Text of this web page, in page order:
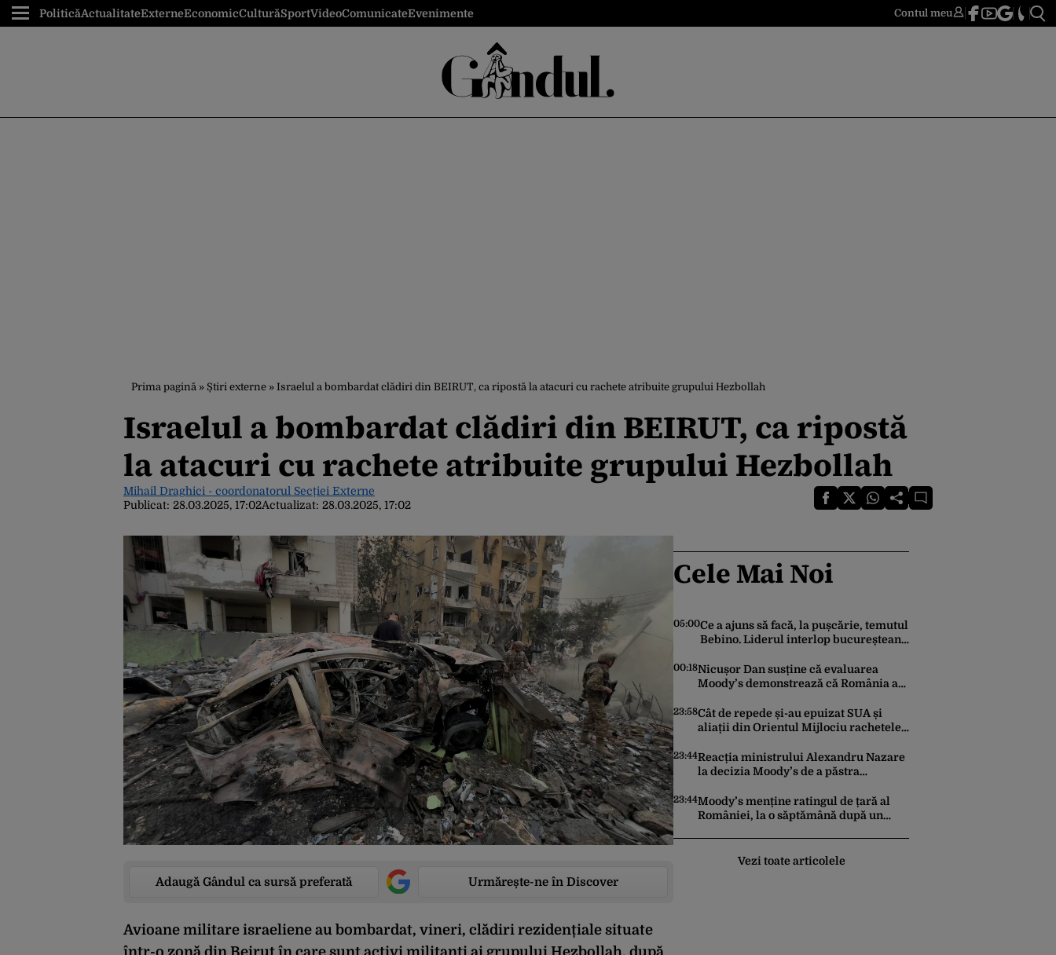
PoliticăActualitateExterneEconomicCulturăSportVideoComunicateEvenimente Contul meu
Prima pagină » Știri externe » Israelul a bombardat clădiri din BEIRUT, ca ripostă la atacuri cu rachete atribuite grupului Hezbollah
Israelul a bombardat clădiri din BEIRUT, ca ripostă
la atacuri cu rachete atribuite grupului Hezbollah
Mihail Draghici - coordonatorul Secției Externe
Publicat: 28.03.2025, 17:02Actualizat: 28.03.2025, 17:02
Adaugă Gândul ca sursă preferată Urmărește-ne în Discover
Avioane militare israeliene au bombardat, vineri, clădiri rezidențiale situate
într-o zonă din Beirut în care sunt activi militanți ai grupului Hezbollah, după
Cele Mai Noi
05:00Ce a ajuns să facă, la pușcărie, temutul
Bebino. Liderul interlop bucureștean,
00:18Nicușor Dan susține că evaluarea
Moody’s demonstrează că România a
încrederea investitorilor: „Totuși,
perspectiva rămâne rezervată”
23:58Cât de repede și-au epuizat SUA și
aliații din Orientul Mijlociu rachetele
23:44Reacția ministrului Alexandru Nazare
la decizia Moody’s de a păstra
„Este un răgaz, dar în niciun caz un
motiv de relaxare”
23:44Moody’s menține ratingul de țară al
României, la o săptămână după un
principala vulnerabilitate din raport
Vezi toate articolele